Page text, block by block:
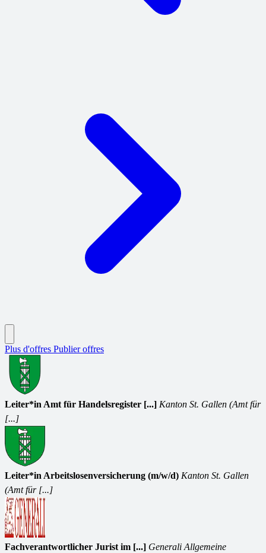
Plus d'offres Publier offres
Leiter*in Amt für Handelsregister [...] Kanton St. Gallen (Amt für
[...]
Leiter*in Arbeitslosenversicherung (m/w/d) Kanton St. Gallen
(Amt für [...]
Fachverantwortlicher Jurist im [...] Generali Allgemeine